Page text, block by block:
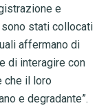
e
stati collocati
affermano di
di interagire con
che il loro
e degradante”.